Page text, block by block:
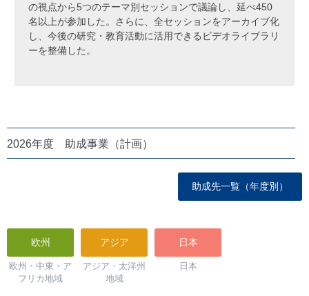
の視点から5つのテーマ別セッションで議論し、延べ450
名以上が参加した。さらに、全セッションをアーカイブ化
し、今後の研究・教育活動に活用できるビデオライブラリ
ーを整備した。
2026年度 助成事業（計画）
助成先一覧（年度別）
欧州
欧州・中東・ア
フリカ地域
アジア
アジア・太洋州
地域
日本
日本